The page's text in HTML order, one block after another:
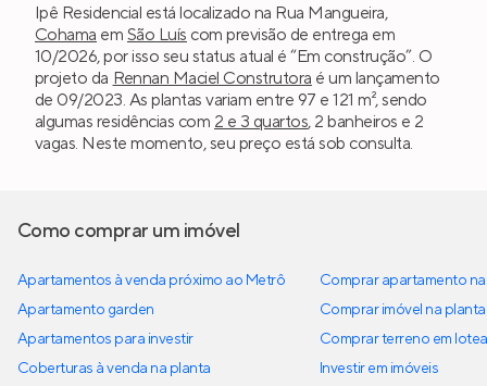
Ipê Residencial está localizado na Rua Mangueira,
Cohama em São Luís com previsão de entrega em
10/2026, por isso seu status atual é “Em construção”. O
projeto da Rennan Maciel Construtora é um lançamento
de 09/2023. As plantas variam entre 97 e 121 m², sendo
algumas residências com 2 e 3 quartos, 2 banheiros e 2
vagas. Neste momento, seu preço está sob consulta.
Como comprar um imóvel
Apartamentos à venda próximo ao Metrô
Apartamento garden
Apartamentos para investir
Coberturas à venda na planta
Comprar apartamento
Comprar imóvel na planta
Comprar terreno em
Investir em imóveis